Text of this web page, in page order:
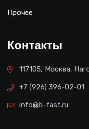
Прочее
Контакты
117105, Москва,
+7 (926) 396-02-01
info@b-fast.ru